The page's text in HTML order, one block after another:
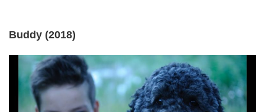
Buddy (2018)